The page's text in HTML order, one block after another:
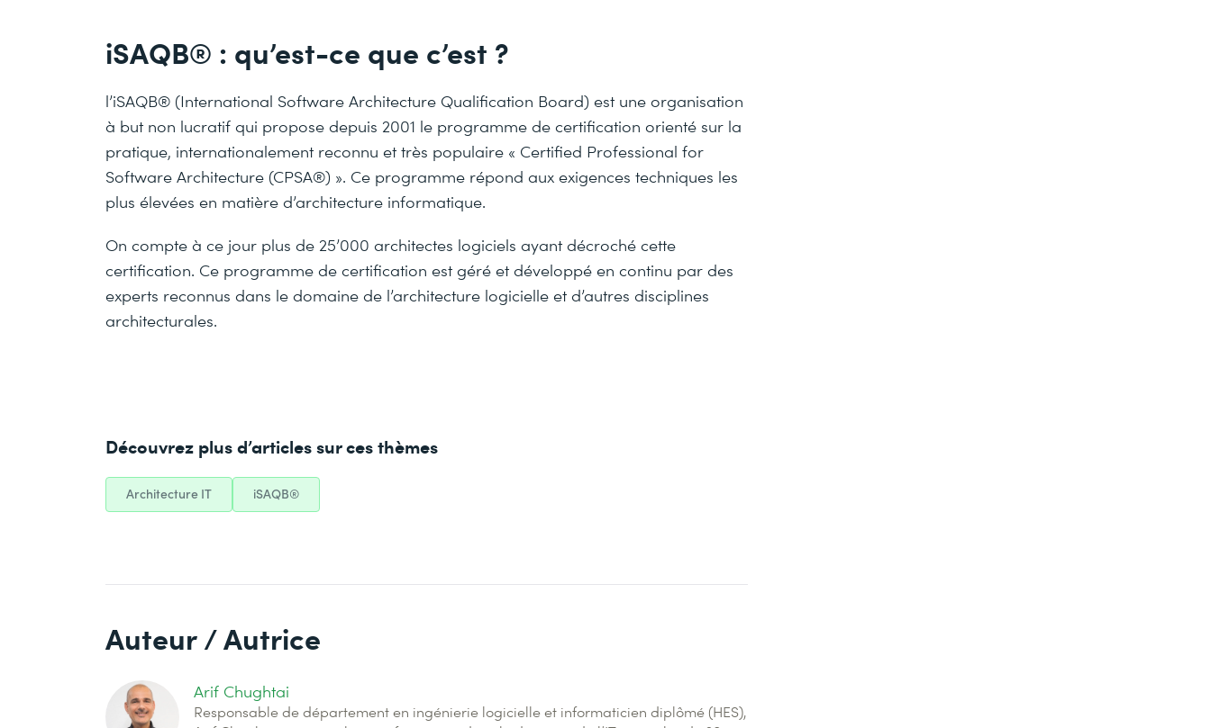
iSAQB® : qu’est-ce que c’est ?
l’iSAQB® (International Software Architecture Qualification Board) est une organisation
à but non lucratif qui propose depuis 2001 le programme de certification orienté sur la
pratique, internationalement reconnu et très populaire « Certified Professional for
Software Architecture (CPSA®) ». Ce programme répond aux exigences techniques les
plus élevées en matière d’architecture informatique.
On compte à ce jour plus de 25’000 architectes logiciels ayant décroché cette
certification. Ce programme de certification est géré et développé en continu par des
experts reconnus dans le domaine de l’architecture logicielle et d’autres disciplines
architecturales.
Découvrez plus d’articles sur ces thèmes
Architecture IT iSAQB®
Auteur / Autrice
Arif Chughtai
Responsable de département en ingénierie logicielle et informaticien diplômé (HES),